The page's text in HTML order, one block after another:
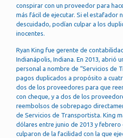
conspirar con un proveedor para
más fácil de ejecutar. Si el estafador
descuidado, podían culpar a los
inocentes.
Ryan King fue gerente de
Indianápolis, Indiana. En 2013, abrió
personal a nombre de “Servicios de
pagos duplicados a propósito a
dos de los proveedores para que
con cheque, y a dos de los
reembolsos de sobrepago
de Servicios de Transportista. King
dólares entre junio de 2013 y febrero
culparon de la facilidad con la que